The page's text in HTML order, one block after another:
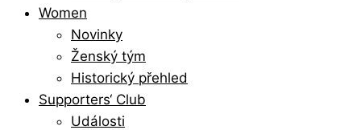
Women
Novinky
Ženský tým
Historický přehled
Supporters‘ Club
Události